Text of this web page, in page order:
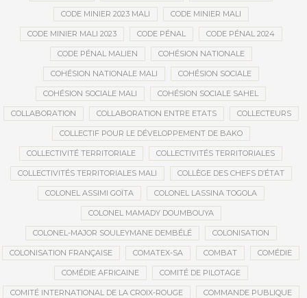
CODE MINIER 2023 MALI CODE MINIER MALI
CODE MINIER MALI 2023 CODE PÉNAL CODE PÉNAL 2024
CODE PÉNAL MALIEN COHÉSION NATIONALE
COHÉSION NATIONALE MALI COHÉSION SOCIALE
COHÉSION SOCIALE MALI COHÉSION SOCIALE SAHEL
COLLABORATION COLLABORATION ENTRE ETATS COLLECTEURS
COLLECTIF POUR LE DÉVELOPPEMENT DE BAKO
COLLECTIVITÉ TERRITORIALE COLLECTIVITÉS TERRITORIALES
COLLECTIVITÉS TERRITORIALES MALI COLLÈGE DES CHEFS D’ÉTAT
COLONEL ASSIMI GOÏTA COLONEL LASSINA TOGOLA
COLONEL MAMADY DOUMBOUYA
COLONEL-MAJOR SOULEYMANE DEMBÉLÉ COLONISATION
COLONISATION FRANÇAISE COMATEX-SA COMBAT COMÉDIE
COMÉDIE AFRICAINE COMITÉ DE PILOTAGE
COMITÉ INTERNATIONAL DE LA CROIX-ROUGE COMMANDE PUBLIQUE